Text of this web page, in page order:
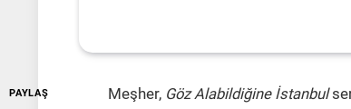
PAYLAŞ Meşher, Göz Alabildiğine İstanbul